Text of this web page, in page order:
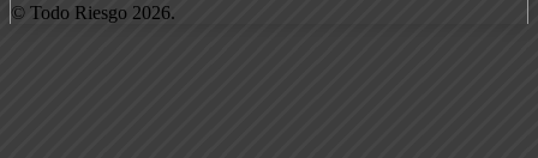
© Todo Riesgo 2026.